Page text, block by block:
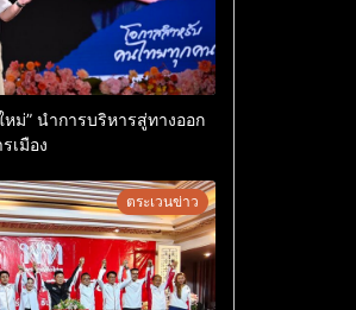
หม่” นำการบริหารสู่ทางออก
เมือง
ตระเวนข่าว